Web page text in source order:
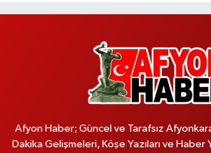
Afyon Haber; Güncel ve Tarafsız
Dakika Gelişmeleri, Köşe Yazıları ve Haber